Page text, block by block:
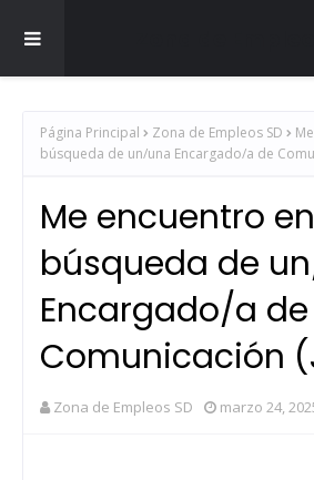
Página Principal Zona de Empleos SD
búsqueda de un/una Encargado/a de
Me encuentro
búsqueda de
Encargado/a de
Comunicación
Zona de Empleos SD marzo 24,